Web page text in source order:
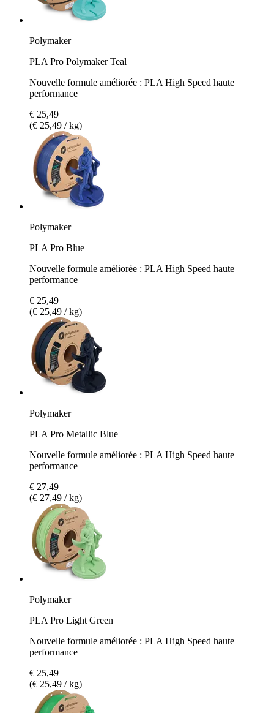
Polymaker
PLA Pro Polymaker Teal
Nouvelle formule améliorée : PLA High Speed haute
performance
€ 25,49
(€ 25,49 / kg)
Polymaker
PLA Pro Blue
Nouvelle formule améliorée : PLA High Speed haute
performance
€ 25,49
(€ 25,49 / kg)
Polymaker
PLA Pro Metallic Blue
Nouvelle formule améliorée : PLA High Speed haute
performance
€ 27,49
(€ 27,49 / kg)
Polymaker
PLA Pro Light Green
Nouvelle formule améliorée : PLA High Speed haute
performance
€ 25,49
(€ 25,49 / kg)